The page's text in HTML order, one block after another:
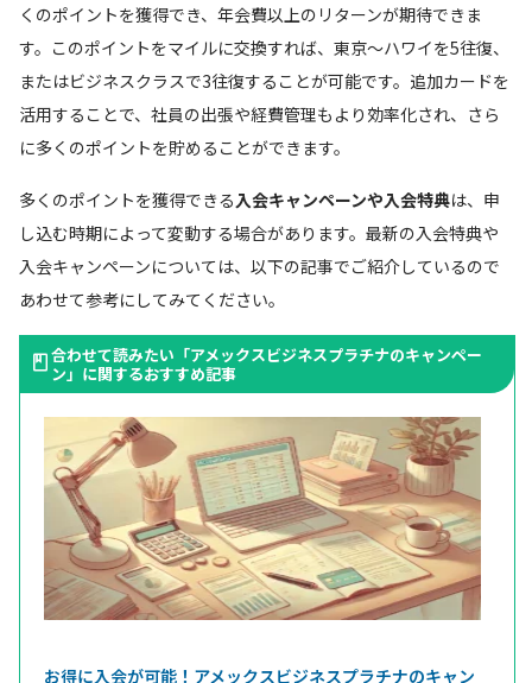
くのポイントを獲得でき、年会費以上のリターンが期待できま
す。このポイントをマイルに交換すれば、東京〜ハワイを5往復、
またはビジネスクラスで3往復することが可能です。追加カードを
活用することで、社員の出張や経費管理もより効率化され、さら
に多くのポイントを貯めることができます。
多くのポイントを獲得できる 入会キャンペーンや入会特典は、申
し込む時期によって変動する場合があります。最新の入会特典や
入会キャンペーンについては、以下の記事でご紹介しているので
あわせて参考にしてみてください。
合わせて読みたい「アメックスビジネスプラチナのキャンペー
ン」に関するおすすめ記事
お得に入会が可能！アメックスビジネスプラチナのキャン